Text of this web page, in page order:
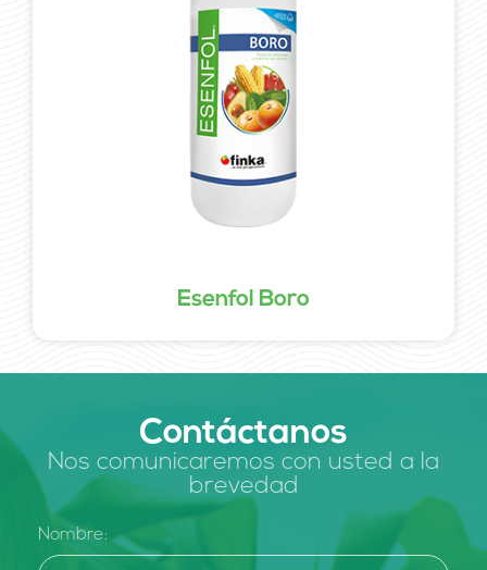
Esenfol Boro
Contáctanos
Nos comunicaremos con usted a la
brevedad
Nombre: